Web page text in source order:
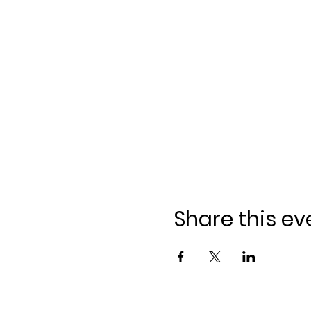
Share this